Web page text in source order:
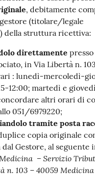
, debitamente
(titolare/legale
della struttura ricettiva:
direttamente
in Via Libertà n.
: lunedì-mercoledì-
12:00; martedì e
altri orari di
051/6979220;
tramite posta
copia originale
Gestore, al seguente
– Servizio
n. 103 – 40059